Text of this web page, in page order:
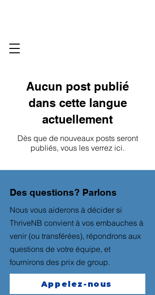
Aucun post publié
dans cette langue
actuellement
Dès que de nouveaux posts seront
publiés, vous les verrez ici.
Des questions? Parlons
Nous vous aiderons à décider si
ThriveNB convient à vos embauches à
venir (ou transférées), répondrons aux
questions de votre équipe, et
fournirons des prix de group.
Appelez-nous